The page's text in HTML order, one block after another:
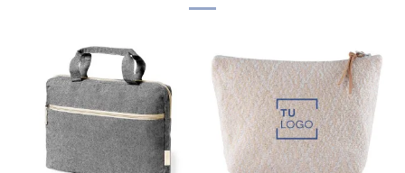
80 x 75 mm
Tipo de marcaje
Bordado
Serigrafía
Transfer
Puedes encontrarlo en: Neceser Personalizado